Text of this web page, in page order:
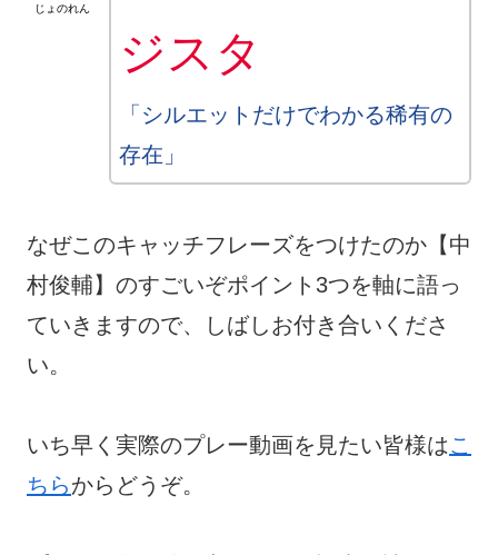
じょのれん
ジスタ
「シルエットだけでわかる稀有の
存在」
なぜこのキャッチフレーズをつけたのか【中
村俊輔】のすごいぞポイント3つを軸に語っ
ていきますので、しばしお付き合いくださ
い。
いち早く実際のプレー動画を見たい皆様はこ
ちらからどうぞ。